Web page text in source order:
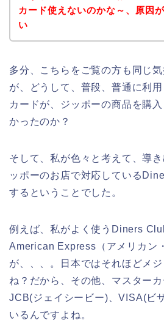
カード使えないのかな～、原因
い
多分、こちらをご覧の方も同じ
が、どうして、普段、普通に利
カードが、ジッポーの商品を購
かったのか？
そして、私が色々と考えて、導
ッポーのお店で対応している
するということでした。
例えば、私がよく使うDiners
American Express（アメリカン
が、、、。日本ではそれほどメ
ね？だから、その他、マスター
JCB(ジェイシービー)、VISA(ビ
いるんですよね。